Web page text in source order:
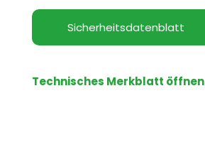
Sicherheitsdatenblatt
Technisches Merkblatt öffnen